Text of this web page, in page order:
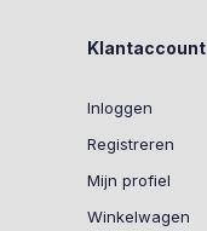
Klantaccount
Inloggen
Registreren
Mijn profiel
Winkelwagen